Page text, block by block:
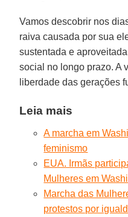
Vamos descobrir nos
raiva causada por sua
sustentada e
social no longo prazo. A
liberdade das gerações
Leia mais
A marcha em
feminismo
EUA. Irmãs
Mulheres em
Marcha das
protestos por